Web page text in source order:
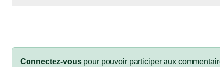
Connectez-vous pour pouvoir participer aux